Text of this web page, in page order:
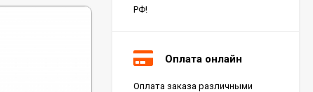
РФ!
Оплата онлайн
Оплата заказа различными